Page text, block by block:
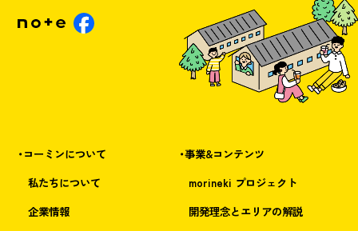
・コーミンについて
私たちについて
企業情報
・事業&コンテンツ
morineki プロジェクト
開発理念とエリアの解説